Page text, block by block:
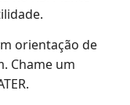
orientação de
Chame um